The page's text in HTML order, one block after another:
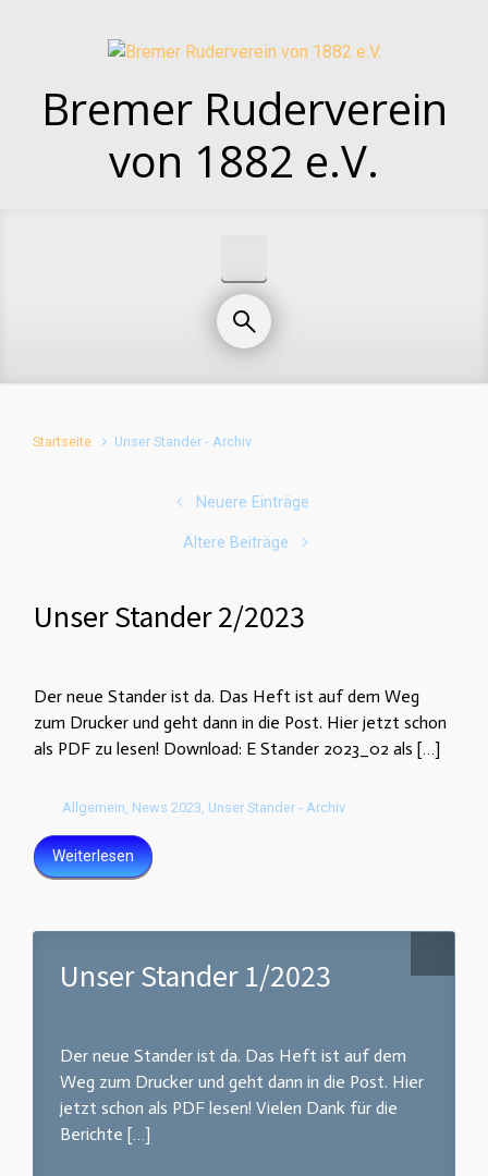
Bremer Ruderverein
von 1882 e.V.
Startseite Unser Stander - Archiv
Neuere Einträge
Ältere Beiträge
Unser Stander 2/2023
Der neue Stander ist da. Das Heft ist auf dem Weg
zum Drucker und geht dann in die Post. Hier jetzt schon
als PDF zu lesen! Download: E Stander 2023_02 als […]
Allgemein, News 2023, Unser Stander - Archiv
Weiterlesen
Unser Stander 1/2023
Der neue Stander ist da. Das Heft ist auf dem
Weg zum Drucker und geht dann in die Post. Hier
jetzt schon als PDF lesen! Vielen Dank für die
Berichte […]